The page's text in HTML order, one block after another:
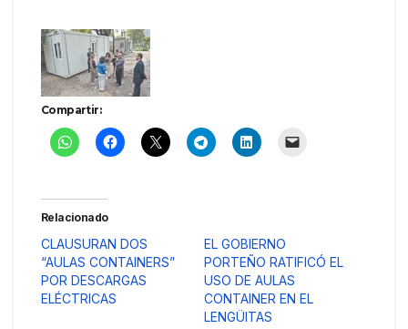
Compartir:
Relacionado
CLAUSURAN DOS
“AULAS CONTAINERS”
POR DESCARGAS
ELÉCTRICAS
EL GOBIERNO
PORTEÑO RATIFICÓ EL
USO DE AULAS
CONTAINER EN EL
LENGÜITAS